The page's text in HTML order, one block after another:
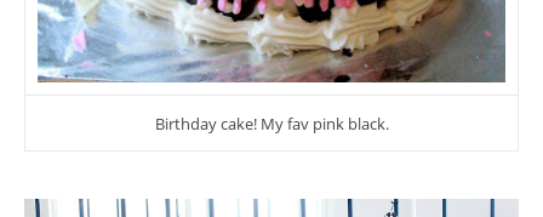
Birthday cake! My fav pink black.